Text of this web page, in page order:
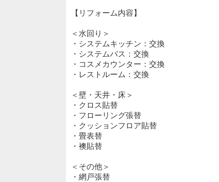
【リフォーム内容】
＜水回り＞
・システムキッチン：交換
・システムバス：交換
・コスメカウンター：交換
・レストルーム：交換
＜壁・天井・床＞
・クロス貼替
・フローリング張替
・クッションフロア貼替
・畳表替
・襖貼替
＜その他＞
・網戸張替